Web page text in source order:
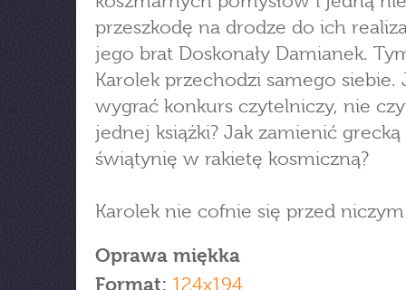
przeszkodę na drodze do ich
jego brat Doskonały Damianek.
Karolek przechodzi samego siebie.
wygrać konkurs czytelniczy, nie
jednej książki? Jak zamienić grecką
świątynię w rakietę kosmiczną?
Karolek nie cofnie się przed
Oprawa miękka
Format: 124x194